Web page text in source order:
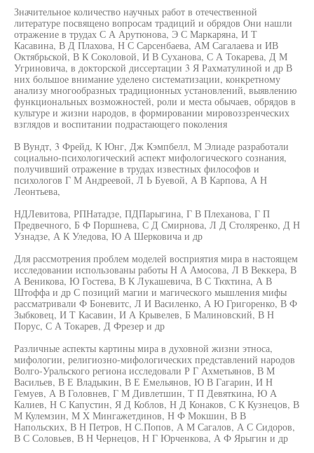
Значительное количество научных работ в отечественной
литературе посвящено вопросам традиций и обрядов Они нашли
отражение в трудах С А Арутюнова, Э С Маркаряна, И Т
Касавина, В Д Плахова, Н С Сарсенбаева, АМ Сагалаева и ИВ
Октябрьской, В К Соколовой, И В Суханова, С А Токарева, Д М
Угриновича, в докторской диссертации 3 Я Рахматулиной и др В
них большое внимание уделено систематизации, конкретному
анализу многообразных традиционных установлений, выявлению
функциональных возможностей, роли и места обычаев, обрядов в
культуре и жизни народов, в формировании мировоззренческих
взглядов и воспитании подрастающего поколения
В Вундт, 3 Фрейд, К Юнг, Дж Кэмпбелл, М Элиаде разработали
социально-психологический аспект мифологического сознания,
получивший отражение в трудах известных философов и
психологов Г М Андреевой, Л Ь Буевой, А В Карпова, А Н
Леонтьева,
НДЛевитова, РПНатадзе, ПДПарыгина, Г В Плеханова, Г П
Предвечного, Б Ф Поршнева, С Д Смирнова, Л Д Столяренко, Д Н
Узнадзе, А К Уледова, Ю А Шерковича и др
Для рассмотрения проблем моделей восприятия мира в настоящем
исследовании использованы работы Н А Амосова, Л В Веккера, В
А Веникова, Ю Гостева, В К Лукашевича, В С Тюхтина, А В
Штоффа и др С позиций магии и магического мышления мифы
рассматривали Ф Боневитс, Л И Василенко, А Ю Григоренко, В Ф
Зыбковец, И Т Касавин, И А Крывелев, Б Малиновский, В Н
Порус, С А Токарев, Д Фрезер и др
Различные аспекты картины мира в духовной жизни этноса,
мифологии, религиозно-мифологических представлений народов
Волго-Уральского региона исследовали Р Г Ахметьянов, В М
Васильев, В Е Владыкин, В Е Емельянов, Ю В Гагарин, И Н
Гемуев, А В Головнев, Г М Дивлетшин, Т П Девяткина, Ю А
Калиев, Н С Капустин, Я Д Коблов, Н Д Конаков, С К Кузнецов, В
М Кулемзин, М X Мингажетдинов, Н Ф Мокшин, В В
Напольских, В Н Петров, Н С.Попов, А М Сагалов, А С Сидоров,
В С Соловьев, В Н Чернецов, Н Г Юрченкова, А Ф Ярыгин и др